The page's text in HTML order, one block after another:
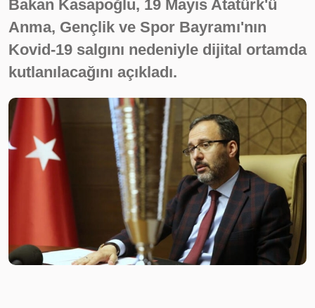
Bakan Kasapoğlu, 19 Mayıs Atatürk'ü
Anma, Gençlik ve Spor Bayramı'nın
Kovid-19 salgını nedeniyle dijital ortamda
kutlanılacağını açıkladı.